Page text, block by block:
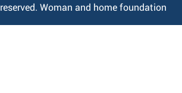
Woman and home foundation